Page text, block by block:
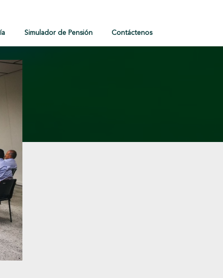
Simulador de Pensión Contáctenos